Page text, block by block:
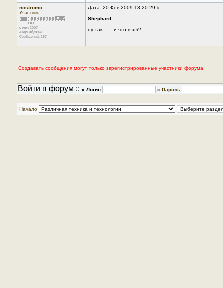
nostromo
Участник
с июн 2007
Азербайджан
Сообщений: 157
Дата: 20 Фев 2009 13:20:29 #
Shephard
ну так .......и что взял?
Создавать сообщения могут только зарегистрированные участники форума.
Войти в форум :: » Логин » Пароль
Начало